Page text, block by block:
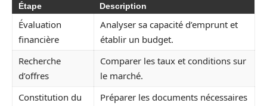
Étape Description
Évaluation
financière
Analyser sa capacité d’emprunt et
établir un budget.
Recherche
d’offres
Comparer les taux et conditions sur
le marché.
Constitution du
Préparer les documents nécessaires